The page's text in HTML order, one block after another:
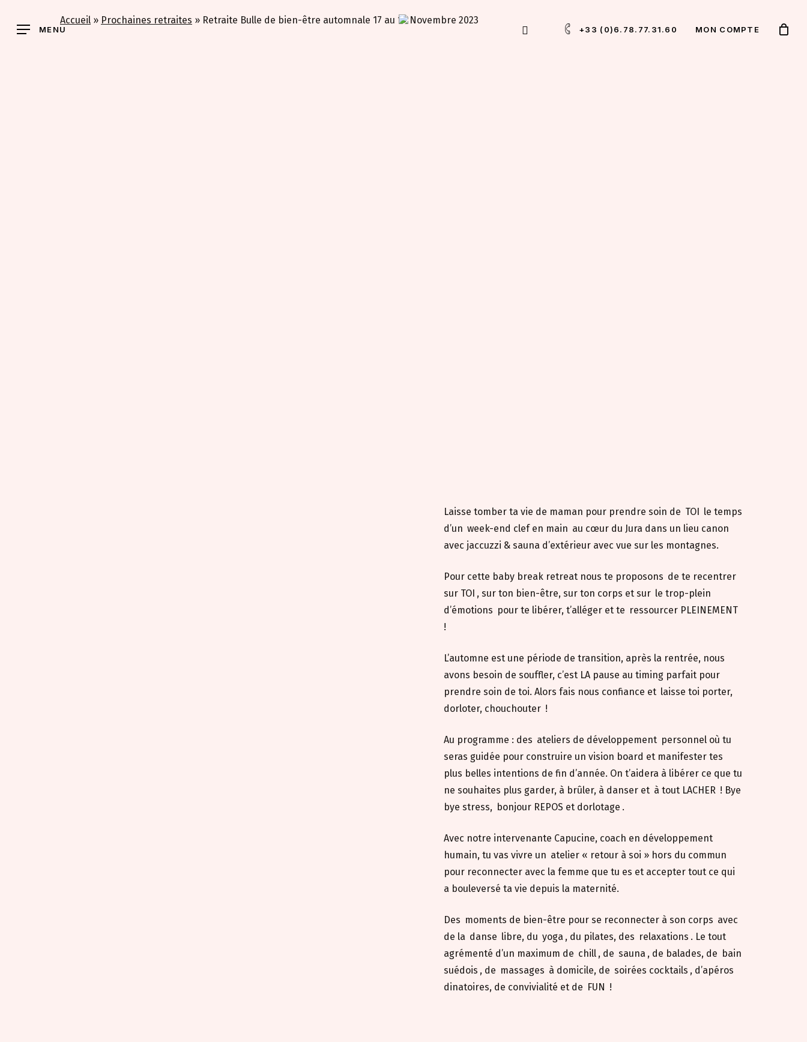
MENU +33 (0)6.78.77.31.60 MON COMPTE
INSTAGRAM
Accueil » Prochaines retraites » Retraite Bulle de bien-être automnale 17 au 19 Novembre 2023
Laisse tomber ta vie de maman pour prendre soin de TOI
le temps
d’un week-end clef en main au cœur du Jura dans un lieu canon
avec jaccuzzi & sauna d’extérieur avec vue sur les montagnes.
Pour cette baby break retreat nous te proposons de te recentrer
sur TOI , sur ton bien-être, sur ton corps et sur le trop-plein
d’émotions pour te libérer, t’alléger et te ressourcer PLEINEMENT
!
L’automne est une période de transition, après la rentrée, nous
avons besoin de souffler, c’est LA pause au timing parfait pour
prendre soin de toi. Alors fais nous confiance et laisse toi porter,
dorloter, chouchouter !
Au programme : des ateliers de développement personnel où tu
seras guidée pour construire un vision board et manifester tes
plus belles intentions de fin d’année. On t’aidera à libérer ce que tu
ne souhaites plus garder, à brûler, à danser et à tout LACHER ! Bye
bye stress, bonjour REPOS et dorlotage .
Avec notre intervenante Capucine, coach en développement
humain, tu vas vivre un atelier « retour à soi » hors du commun
pour reconnecter avec la femme que tu es et accepter tout ce qui
a bouleversé ta vie depuis la maternité.
Des moments de bien-être pour se reconnecter à son corps avec
de la danse libre, du yoga , du pilates, des relaxations . Le tout
agrémenté d’un maximum de chill , de sauna , de balades, de bain
suédois , de massages à domicile, de soirées cocktails , d’apéros
dinatoires, de convivialité et de FUN !